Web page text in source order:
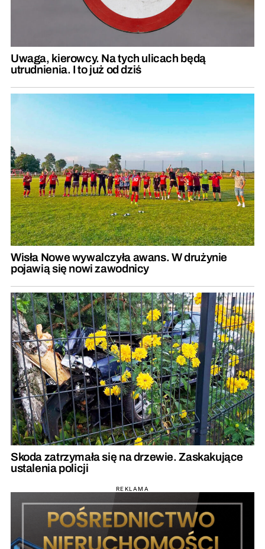
Uwaga, kierowcy. Na tych ulicach będą
utrudnienia. I to już od dziś
Wisła Nowe wywalczyła awans. W drużynie
pojawią się nowi zawodnicy
Skoda zatrzymała się na drzewie. Zaskakujące
ustalenia policji
REKLAMA